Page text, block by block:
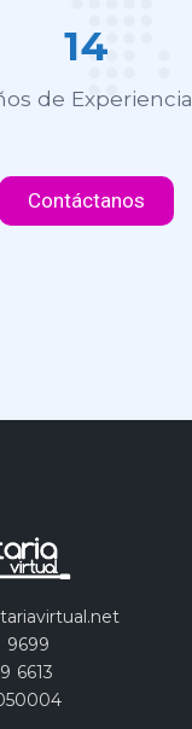
14
de Experiencia
Contáctanos
9699
6613